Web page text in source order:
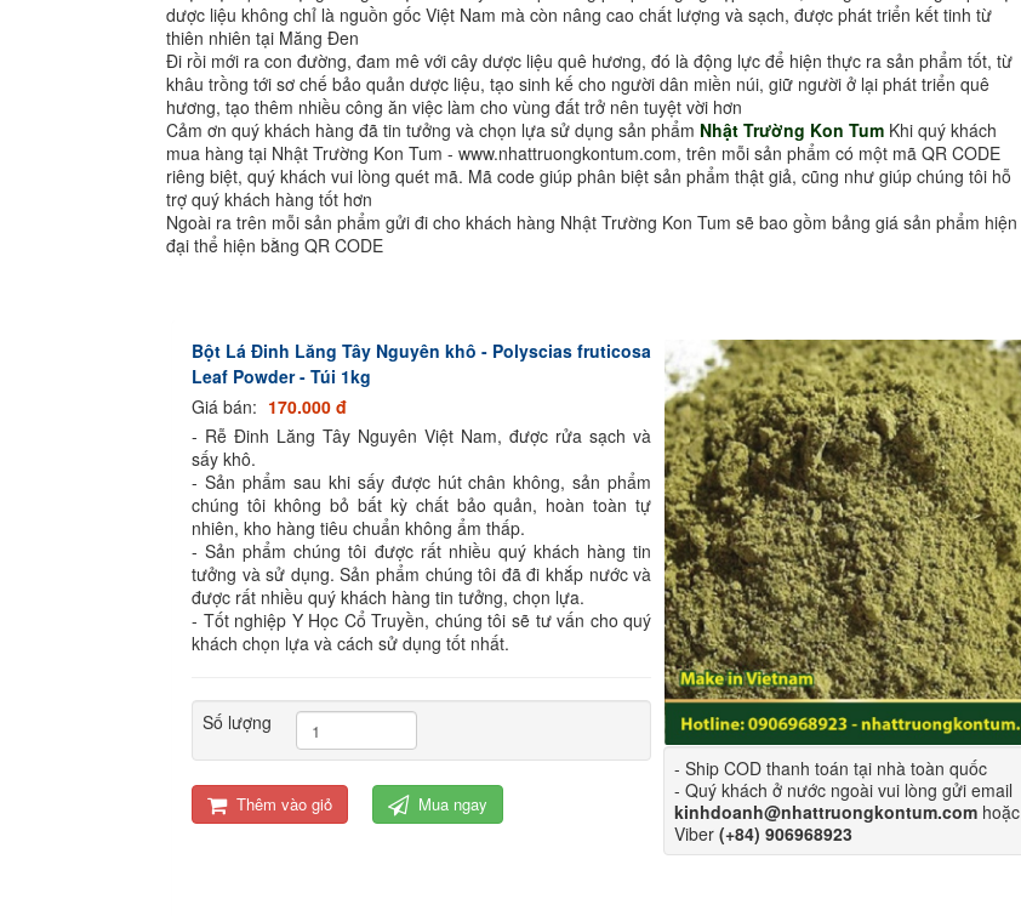
dược liệu không chỉ là nguồn gốc Việt Nam mà còn nâng cao chất lượng và sạch, được phát triển kết tinh từ
thiên nhiên tại Măng Đen
Đi rồi mới ra con đường, đam mê với cây dược liệu quê hương, đó là động lực để hiện thực ra sản phẩm tốt, từ
khâu trồng tới sơ chế bảo quản dược liệu, tạo sinh kế cho người dân miền núi, giữ người ở lại phát triển quê
hương, tạo thêm nhiều công ăn việc làm cho vùng đất trở nên tuyệt vời hơn
Cảm ơn quý khách hàng đã tin tưởng và chọn lựa sử dụng sản phẩm Nhật Trường Kon Tum Khi quý khách
mua hàng tại Nhật Trường Kon Tum - www.nhattruongkontum.com, trên mỗi sản phẩm có một mã QR CODE
riêng biệt, quý khách vui lòng quét mã. Mã code giúp phân biệt sản phẩm thật giả, cũng như giúp chúng tôi hỗ
trợ quý khách hàng tốt hơn
Ngoài ra trên mỗi sản phẩm gửi đi cho khách hàng Nhật Trường Kon Tum sẽ bao gồm bảng giá sản phẩm hiện
đại thể hiện bằng QR CODE
Bột Lá Đinh Lăng Tây Nguyên khô - Polyscias fruticosa
Leaf Powder - Túi 1kg
Giá bán: 170.000 đ
- Rễ Đinh Lăng Tây Nguyên Việt Nam, được rửa sạch và
sấy khô.
- Sản phẩm sau khi sấy được hút chân không, sản phẩm
chúng tôi không bỏ bất kỳ chất bảo quản, hoàn toàn tự
nhiên, kho hàng tiêu chuẩn không ẩm thấp.
- Sản phẩm chúng tôi được rất nhiều quý khách hàng tin
tưởng và sử dụng. Sản phẩm chúng tôi đã đi khắp nước và
được rất nhiều quý khách hàng tin tưởng, chọn lựa.
- Tốt nghiệp Y Học Cổ Truyền, chúng tôi sẽ tư vấn cho quý
khách chọn lựa và cách sử dụng tốt nhất.
Số lượng
Thêm vào giỏ Mua ngay
- Ship COD thanh toán tại nhà toàn quốc
- Quý khách ở nước ngoài vui lòng gửi email
kinhdoanh@nhattruongkontum.com hoặc
Viber(+84) 906968923